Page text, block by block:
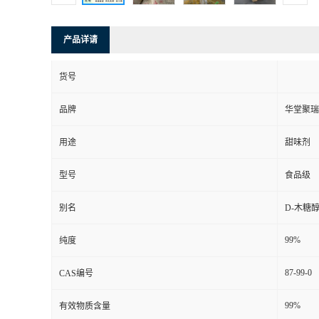
产品详请
货号
品牌 华堂聚瑞
用途 甜味剂
型号 食品级
别名 D-木糖醇
纯度 99%
CAS编号 87-99-0
有效物质含量 99%